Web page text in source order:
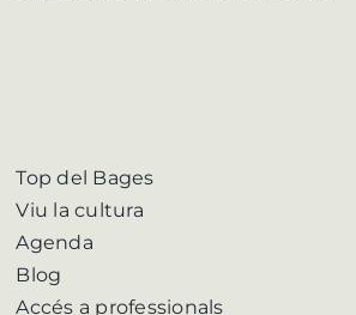
Top del Bages
Viu la cultura
Agenda
Blog
Accés a professionals